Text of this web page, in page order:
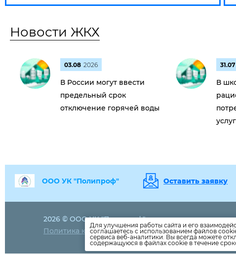
Новости ЖКХ
03.08 2026
В России могут ввести
предельный срок
отключение горячей воды
31.07
В
услуг
ООО УК "Полипроф" Оставить заявку
2026 © ООО УК "Полипроф"
Политика конфиденциальности
232-32-44
Для улучшения работы сайта и его
соглашаетесь с использованием файлов
сервиса веб-аналитики. Вы всегда можете
содержащуюся в файлах cookie в течение